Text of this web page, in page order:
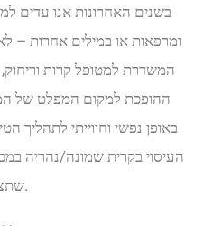
בשנים האחרונות אנו עדים
ומרפאות או במילים אחרות –
המשדרת למטופל קרות
ההופכת למקום המפלט של
באופן נפשי וחווייתי לתהליך
העיסוי בקרית שמונה/נהריה
שתצטרכו להיפרד מלא מעט כסף.